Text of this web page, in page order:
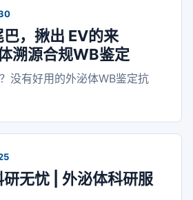
，揪出 EV的来
溯源合规WB鉴定
没有好用的外泌体WB鉴定抗
研无忧 | 外泌体科研服